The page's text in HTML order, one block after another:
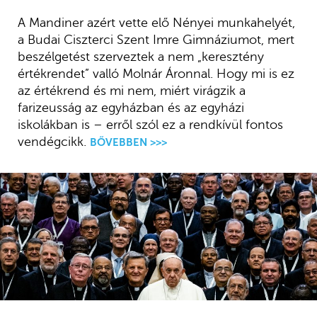
A Mandiner azért vette elő Nényei munkahelyét,
a Budai Ciszterci Szent Imre Gimnáziumot, mert
beszélgetést szerveztek a nem „keresztény
értékrendet” valló Molnár Áronnal. Hogy mi is ez
az értékrend és mi nem, miért virágzik a
farizeusság az egyházban és az egyházi
iskolákban is – erről szól ez a rendkívül fontos
vendégcikk. BŐVEBBEN >>>